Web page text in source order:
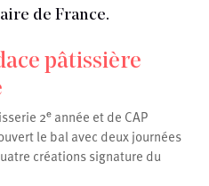
de France.
pâtissière
2ᵉ année et de CAP
le bal avec deux journées
créations signature du